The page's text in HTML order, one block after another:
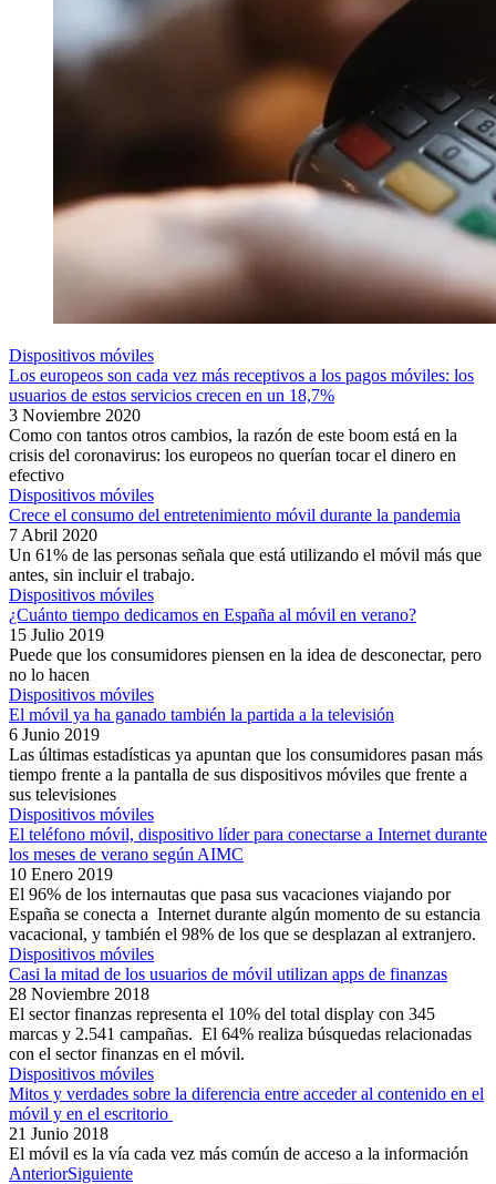
Dispositivos móviles
Los europeos son cada vez más receptivos a los pagos móviles: los
usuarios de estos servicios crecen en un 18,7%
3 Noviembre 2020
Como con tantos otros cambios, la razón de este boom está en la
crisis del coronavirus: los europeos no querían tocar el dinero en
efectivo
Dispositivos móviles
Crece el consumo del entretenimiento móvil durante la pandemia
7 Abril 2020
Un 61% de las personas señala que está utilizando el móvil más que
antes, sin incluir el trabajo.
Dispositivos móviles
¿Cuánto tiempo dedicamos en España al móvil en verano?
15 Julio 2019
Puede que los consumidores piensen en la idea de desconectar, pero
no lo hacen
Dispositivos móviles
El móvil ya ha ganado también la partida a la televisión
6 Junio 2019
Las últimas estadísticas ya apuntan que los consumidores pasan más
tiempo frente a la pantalla de sus dispositivos móviles que frente a
sus televisiones
Dispositivos móviles
El teléfono móvil, dispositivo líder para conectarse a Internet durante
los meses de verano según AIMC
10 Enero 2019
El 96% de los internautas que pasa sus vacaciones viajando por
España se conecta a Internet durante algún momento de su estancia
vacacional, y también el 98% de los que se desplazan al extranjero.
Dispositivos móviles
Casi la mitad de los usuarios de móvil utilizan apps de finanzas
28 Noviembre 2018
El sector finanzas representa el 10% del total display con 345
marcas y 2.541 campañas. El 64% realiza búsquedas relacionadas
con el sector finanzas en el móvil.
Dispositivos móviles
Mitos y verdades sobre la diferencia entre acceder al contenido en el
móvil y en el escritorio
21 Junio 2018
El móvil es la vía cada vez más común de acceso a la información
AnteriorSiguiente